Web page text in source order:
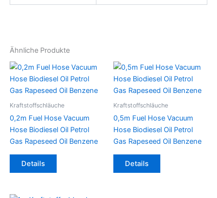
Ähnliche Produkte
Kraftstoffschläuche
0,2m Fuel Hose Vacuum
Hose Biodiesel Oil Petrol
Gas Rapeseed Oil Benzene
Details
Dieses
Kraftstoffschläuche
0,5m Fuel Hose Vacuum
Hose Biodiesel Oil Petrol
Gas Rapeseed Oil Benzene
Details
Dieses